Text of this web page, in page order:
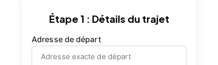
Étape 1 : Détails du trajet
Adresse de départ